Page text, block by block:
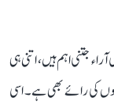
جتنی اہم ہیں، اتنی ہی
کی رائے بھی ہے۔ اسی